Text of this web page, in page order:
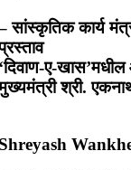
सांस्कृतिक कार्य
ए-
श्री.